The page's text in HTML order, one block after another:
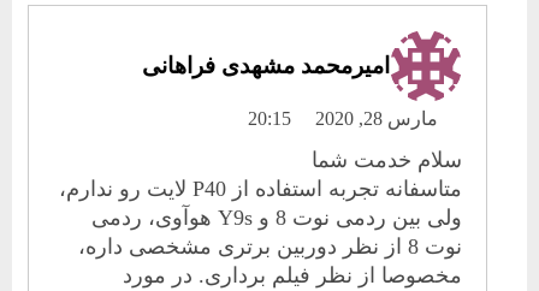
امیرمحمد مشهدی فراهانی
مارس 28, 2020 20:15
سلام خدمت شما
متاسفانه تجربه استفاده از P40 لایت رو ندارم،
ولی بین ردمی نوت 8 و Y9s هوآوی، ردمی
نوت 8 از نظر دوربین برتری مشخصی داره،
مخصوصا از نظر فیلم برداری. در مورد